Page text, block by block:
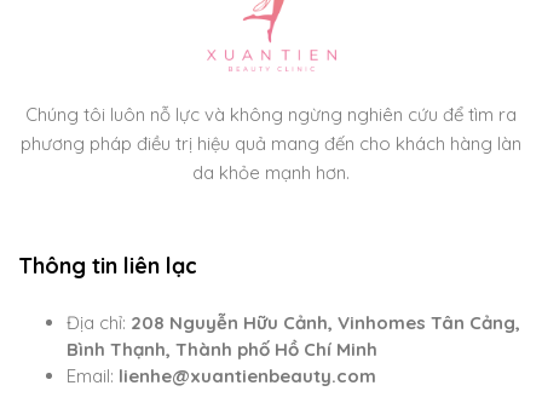
Chúng tôi luôn nỗ lực và không ngừng nghiên cứu để tìm ra
phương pháp điều trị hiệu quả mang đến cho khách hàng làn
da khỏe mạnh hơn.
Thông tin liên lạc
Địa chỉ: 208 Nguyễn Hữu Cảnh, Vinhomes Tân Cảng,
Bình Thạnh, Thành phố Hồ Chí Minh
Email: lienhe@xuantienbeauty.com